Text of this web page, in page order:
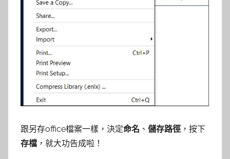
跟另存office檔案一樣，決定命名 、 儲存路徑 ，按下
存檔 ，就大功告成啦！